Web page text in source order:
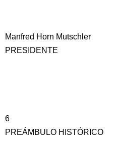
Manfred Horn Mutschler
PRESIDENTE
6
PREÁMBULO HISTÓRICO